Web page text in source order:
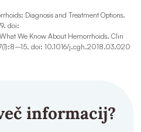
Diagnosis and Treatment Options.
doi:
We Know About Hemorrhoids. Clin
doi: 10.1016/j.cgh.2018.03.020
informacij?